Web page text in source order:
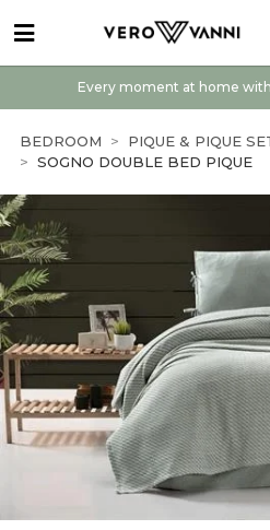
Every moment at home with
BEDROOM
PIQUE & PIQUE
SOGNO DOUBLE BED PIQUE